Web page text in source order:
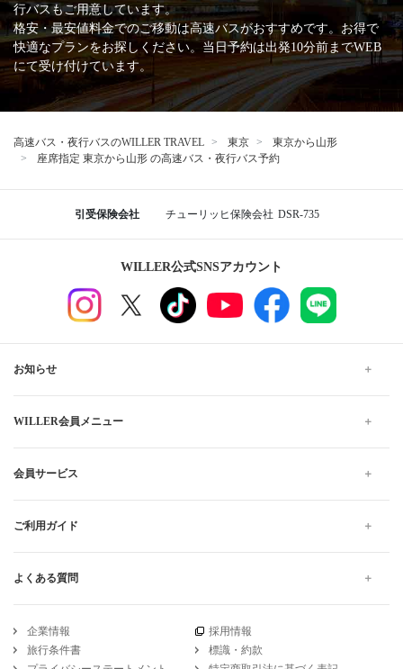
行バスもご用意しています。
格安・最安値料金でのご移動は高速バスがおすすめです。お得で
快適なプランをお探しください。当日予約は出発10分前までWEB
にて受け付けています。
高速バス・夜行バスのWILLER TRAVEL 東京
東京から山形
座席指定 東京から山形 の高速バス・夜行バス予約
引受保険会社 チューリッヒ保険会社 DSR-735
WILLER公式SNSアカウント
お知らせ
WILLER会員メニュー
会員サービス
ご利用ガイド
よくある質問
企業情報
採用情報
旅行条件書
標識・約款